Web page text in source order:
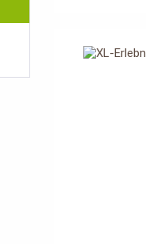
und
Neben
bleiben.
trägt